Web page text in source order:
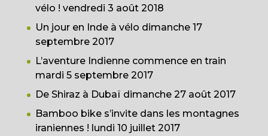
vélo ! vendredi 3 août 2018
Un jour en Inde à vélo dimanche 17
septembre 2017
L’aventure Indienne commence en train
mardi 5 septembre 2017
De Shiraz à Dubaï dimanche 27 août 2017
Bamboo bike s’invite dans les montagnes
iraniennes ! lundi 10 juillet 2017